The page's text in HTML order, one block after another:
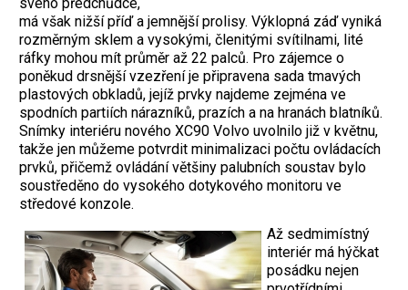
svého předchůdce,
má však nižší příď a jemnější prolisy. Výklopná záď vyniká
rozměrným sklem a vysokými, členitými svítilnami, lité
ráfky mohou mít průměr až 22 palců. Pro zájemce o
poněkud drsnější vzezření je připravena sada tmavých
plastových obkladů, jejíž prvky najdeme zejména ve
spodních partiích nárazníků, prazích a na hranách blatníků.
Snímky interiéru nového XC90 Volvo uvolnilo již v květnu,
takže jen můžeme potvrdit minimalizaci počtu ovládacích
prvků, přičemž ovládání většiny palubních soustav bylo
soustředěno do vysokého dotykového monitoru ve
středové konzole.
Až sedmimístný
interiér má hýčkat
posádku nejen